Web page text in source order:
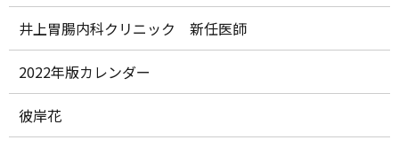
井上胃腸内科クリニック 新任医師
2022年版カレンダー
彼岸花